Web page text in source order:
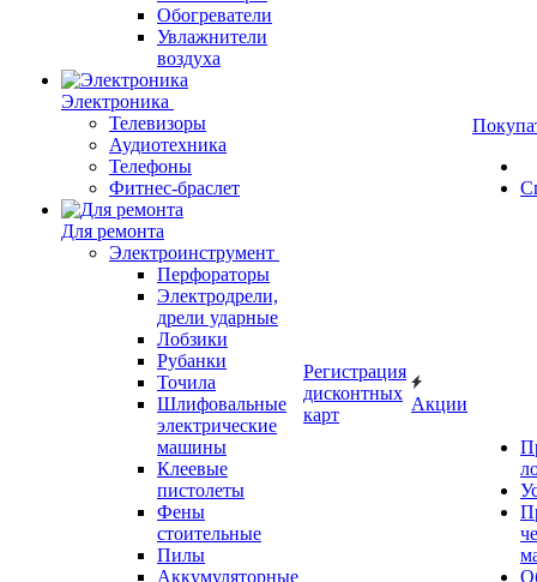
Обогреватели
Увлажнители
воздуха
Электроника
Телевизоры
Аудиотехника
Телефоны
Фитнес-браслет
Для ремонта
Электроинструмент
Перфораторы
Электродрели,
дрели ударные
Лобзики
Рубанки
Точила
Шлифовальные
электрические
машины
Клеевые
пистолеты
Фены
стоительные
Пилы
Аккумуляторные
Регистрация
дисконтных
карт
Акции